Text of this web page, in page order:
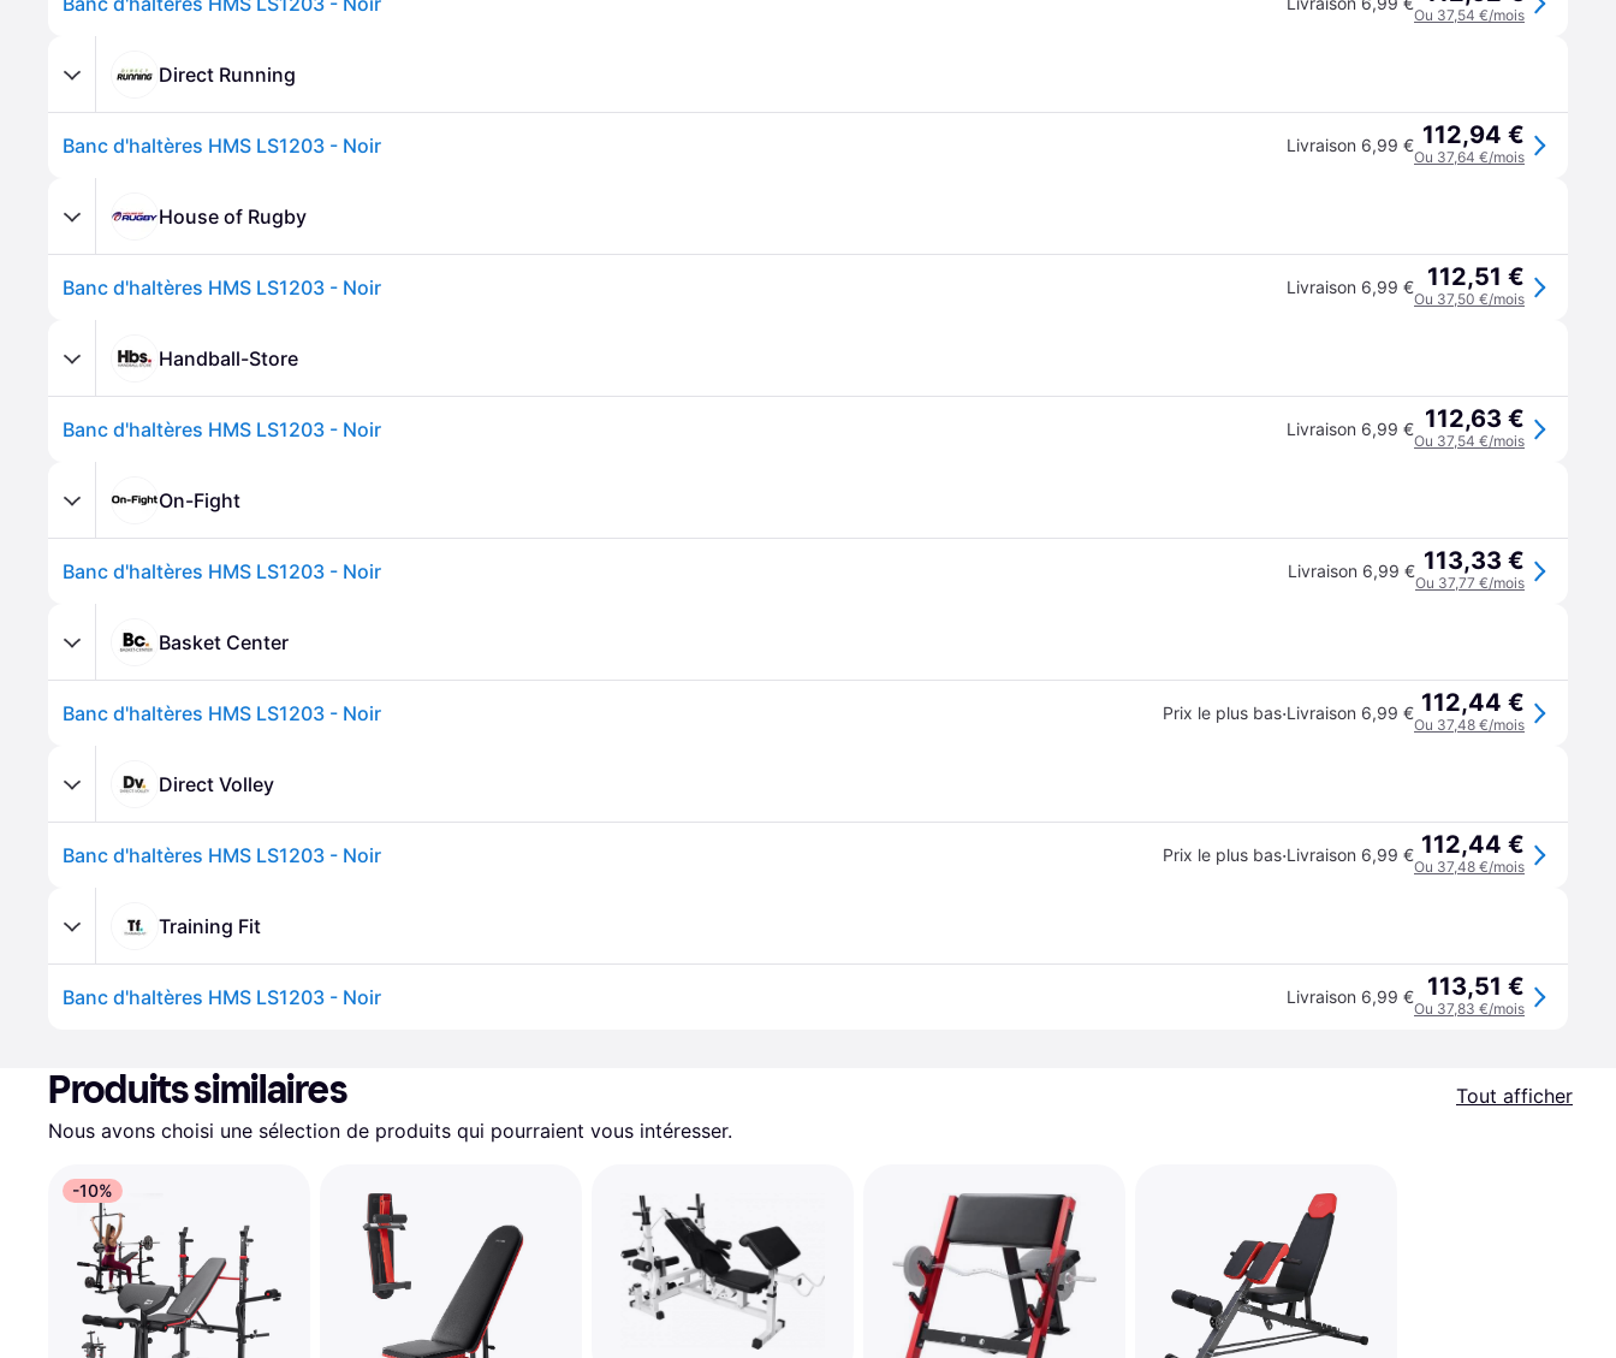
Ou 37,54 €/mois
Direct Running
Banc d'haltères HMS LS1203 - Noir Livraison 6,99 € 112,94 €
Ou 37,64 €/mois
House of Rugby
Banc d'haltères HMS LS1203 - Noir Livraison 6,99 € 112,51 €
Ou 37,50 €/mois
Handball-Store
Banc d'haltères HMS LS1203 - Noir Livraison 6,99 € 112,63 €
Ou 37,54 €/mois
On-Fight
Banc d'haltères HMS LS1203 - Noir Livraison 6,99 € 113,33 €
Ou 37,77 €/mois
Basket Center
Banc d'haltères HMS LS1203 - Noir Prix le plus bas·Livraison 6,99 € 112,44 €
Ou 37,48 €/mois
Direct Volley
Banc d'haltères HMS LS1203 - Noir Prix le plus bas·Livraison 6,99 € 112,44 €
Ou 37,48 €/mois
Training Fit
Banc d'haltères HMS LS1203 - Noir Livraison 6,99 € 113,51 €
Ou 37,83 €/mois
Produits similaires
Tout afficher
Nous avons choisi une sélection de produits qui pourraient vous intéresser.
-10%